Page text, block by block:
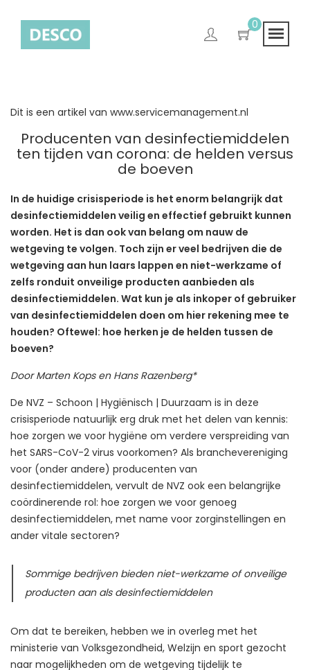
0
Dit is een artikel van www.servicemanagement.nl
Producenten van desinfectiemiddelen
ten tijden van corona: de helden versus
de boeven
In de huidige crisisperiode is het enorm belangrijk dat
desinfectiemiddelen veilig en effectief gebruikt kunnen
worden. Het is dan ook van belang om nauw de
wetgeving te volgen. Toch zijn er veel bedrijven die de
wetgeving aan hun laars lappen en niet-werkzame of
zelfs ronduit onveilige producten aanbieden als
desinfectiemiddelen. Wat kun je als inkoper of gebruiker
van desinfectiemiddelen doen om hier rekening mee te
houden? Oftewel: hoe herken je de helden tussen de
boeven?
Door Marten Kops en Hans Razenberg*
De NVZ – Schoon | Hygiënisch | Duurzaam is in deze
crisisperiode natuurlijk erg druk met het delen van kennis:
hoe zorgen we voor hygiëne om verdere verspreiding van
het SARS-CoV-2 virus voorkomen? Als branchevereniging
voor (onder andere) producenten van
desinfectiemiddelen, vervult de NVZ ook een belangrijke
coördinerende rol: hoe zorgen we voor genoeg
desinfectiemiddelen, met name voor zorginstellingen en
ander vitale sectoren?
Sommige bedrijven bieden niet-werkzame of onveilige
producten aan als desinfectiemiddelen
Om dat te bereiken, hebben we in overleg met het
ministerie van Volksgezondheid, Welzijn en sport gezocht
naar mogelijkheden om de wetgeving tijdelijk te